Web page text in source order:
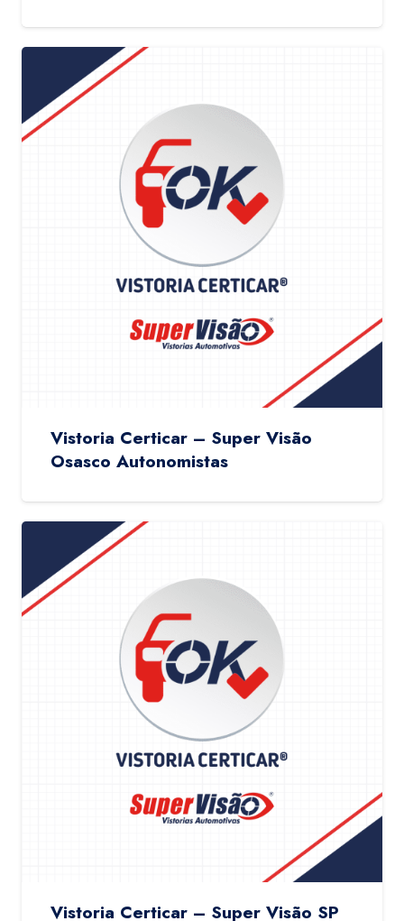
Vistoria Certicar – Super Visão
Osasco Autonomistas
Vistoria Certicar – Super Visão SP